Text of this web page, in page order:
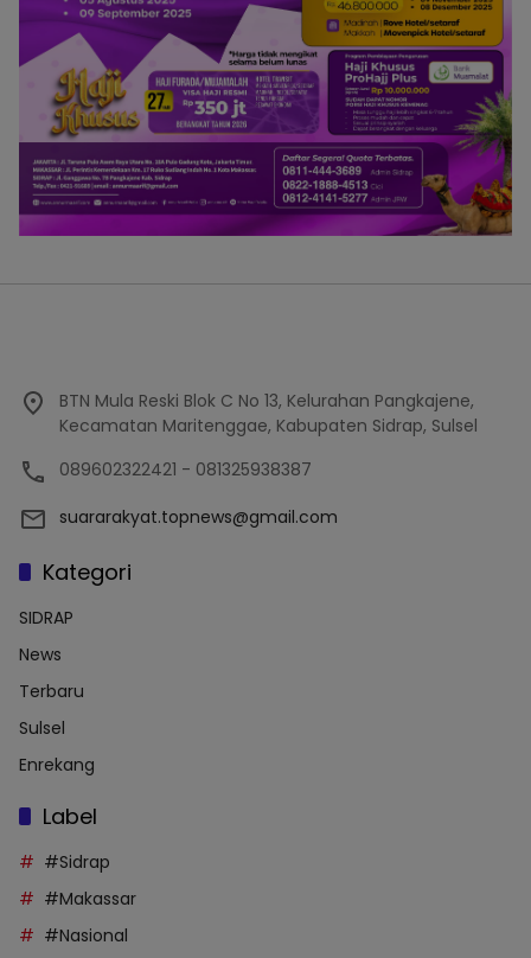
BTN Mula Reski Blok C No 13, Kelurahan Pangkajene,
Kecamatan Maritenggae, Kabupaten Sidrap, Sulsel
089602322421 - 081325938387
suararakyat.topnews@gmail.com
Kategori
SIDRAP
News
Terbaru
Sulsel
Enrekang
Label
#Sidrap
#Makassar
#Nasional